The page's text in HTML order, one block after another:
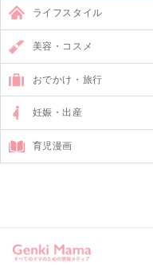
ライフスタイル
美容・コスメ
おでかけ・旅行
妊娠・出産
育児漫画